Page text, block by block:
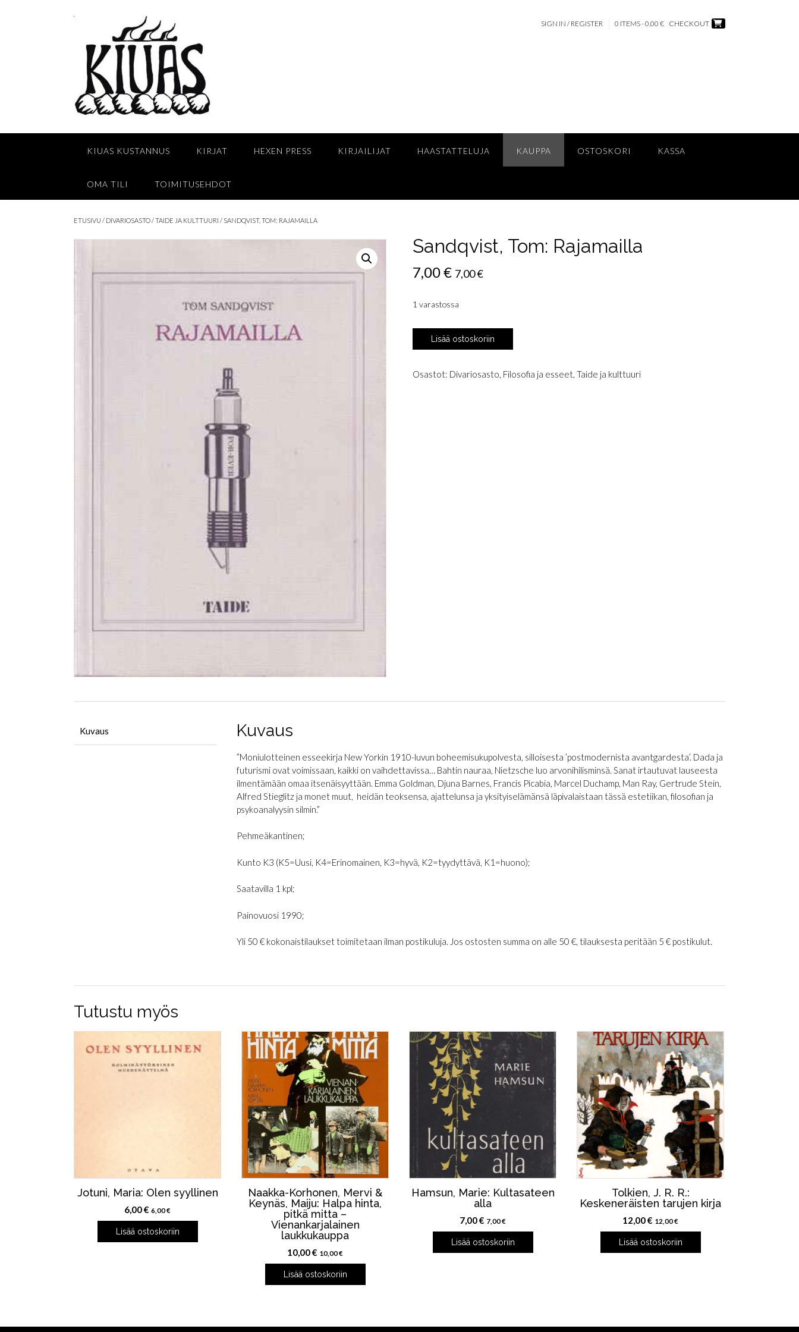
SIGN IN / REGISTER 0 ITEMS - 0,00 € CHECKOUT
KIUAS KUSTANNUS KIRJAT HEXEN PRESS KIRJAILIJAT HAASTATTELUJA KAUPPA OSTOSKORI KASSA
OMA TILI TOIMITUSEHDOT
ETUSIVU / DIVARIOSASTO/TAIDE JA KULTTUURI / SANDQVIST, TOM: RAJAMAILLA
Sandqvist, Tom: Rajamailla
7,00€ 7,00€
1 varastossa
Sandqvist,
Tom:
määrä
Lisää ostoskoriin
Osastot: Divariosasto, Filosofia ja esseet, Taide ja kulttuuri
Kuvaus Kuvaus
”Moniulotteinen esseekirja New Yorkin 1910-luvun boheemisukupolvesta, silloisesta ’postmodernista avantgardesta’. Dada ja
futurismi ovat voimissaan, kaikki on vaihdettavissa… Bahtin nauraa, Nietzsche luo arvonihilisminsä. Sanat irtautuvat lauseesta
ilmentämään omaa itsenäisyyttään. Emma Goldman, Djuna Barnes, Francis Picabia, Marcel Duchamp, Man Ray, Gertrude Stein,
Alfred Stieglitz ja monet muut, heidän teoksensa, ajattelunsa ja yksityiselämänsä läpivalaistaan tässä estetiikan, filosofian ja
psykoanalyysin silmin.”
Pehmeäkantinen;
Kunto K3 (K5=Uusi, K4=Erinomainen, K3=hyvä, K2=tyydyttävä, K1=huono);
Saatavilla 1 kpl;
Painovuosi 1990;
Yli 50 € kokonaistilaukset toimitetaan ilman postikuluja. Jos ostosten summa on alle 50 €, tilauksesta peritään 5 € postikulut.
Tutustu myös
Jotuni, Maria: Olen syyllinen
6,00€ 6,00€
Lisää ostoskoriin
Naakka-Korhonen, Mervi &
Keynäs, Maiju: Halpa hinta,
pitkä mitta –
Vienankarjalainen
laukkukauppa
10,00€ 10,00€
Lisää ostoskoriin
Hamsun, Marie: Kultasateen
alla
7,00€ 7,00€
Lisää ostoskoriin
Tolkien, J. R. R.:
Keskeneräisten tarujen kirja
12,00€ 12,00€
Lisää ostoskoriin